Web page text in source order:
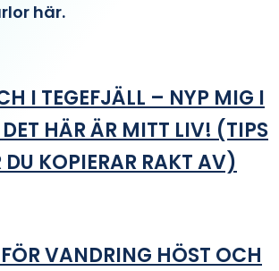
här.
I TEGEFJÄLL – NYP MIG I
HÄR ÄR MITT LIV! (TIPS
KOPIERAR RAKT AV)
VANDRING HÖST OCH